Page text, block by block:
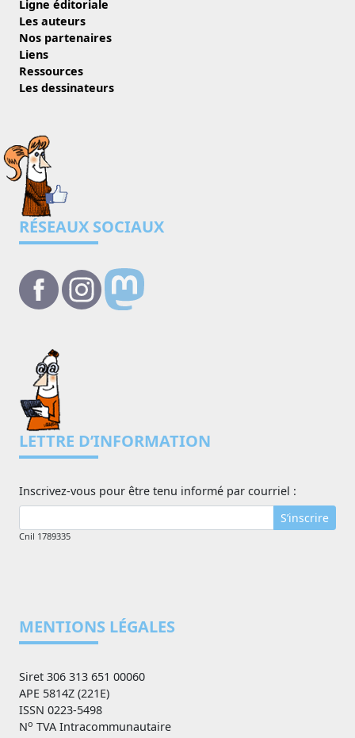
Ligne éditoriale
Les auteurs
Nos partenaires
Liens
Ressources
Les dessinateurs
RÉSEAUX SOCIAUX
LETTRE D’INFORMATION
Inscrivez-vous pour être tenu informé par courriel :
S’inscrire
Cnil 1789335
MENTIONS LÉGALES
Siret 306 313 651 00060
APE 5814Z (221E)
ISSN 0223-5498
No TVA Intracommunautaire